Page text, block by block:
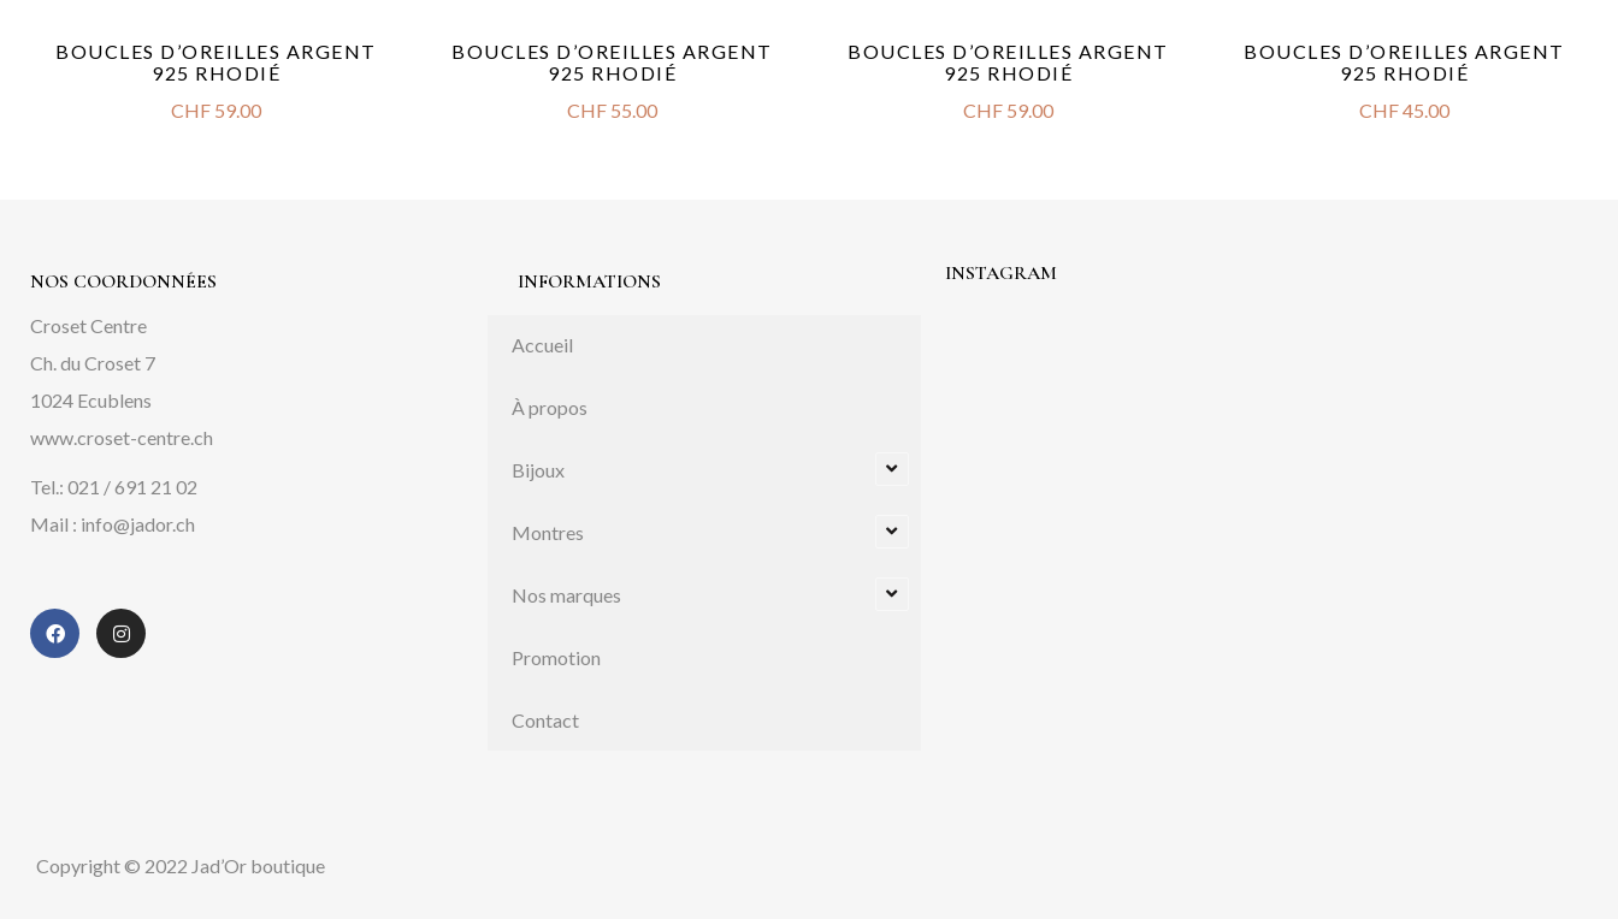
BOUCLES D’OREILLES ARGENT
925 RHODIÉ
CHF 59.00
BOUCLES D’OREILLES ARGENT
925 RHODIÉ
CHF 55.00
BOUCLES D’OREILLES ARGENT
925 RHODIÉ
CHF 59.00
BOUCLES D’OREILLES ARGENT
925 RHODIÉ
CHF45.00
NOS COORDONNÉES
Croset Centre
Ch. du Croset 7
1024 Ecublens
www.croset-centre.ch
Tel.: 021 / 691 21 02
Mail : info@jador.ch
INFORMATIONS
Accueil
À propos
Bijoux
Montres
Nos marques
Promotion
Contact
INSTAGRAM
Copyright © 2022 Jad’Or boutique